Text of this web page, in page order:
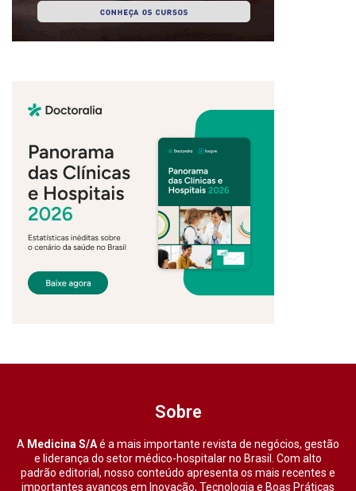
Sobre
A Medicina S/Aé a mais importante revista de negócios, gestão
e liderança do setor médico-hospitalar no Brasil. Com alto
padrão editorial, nosso conteúdo apresenta os mais recentes e
importantes avanços em Inovação, Tecnologia e Boas Práticas